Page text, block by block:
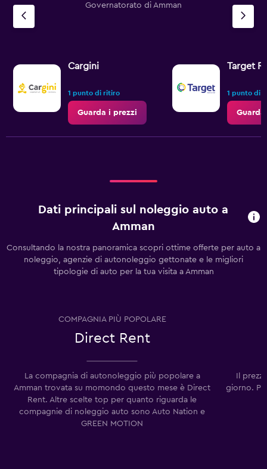
Governatorato di Amman
Cargini
1 punto di ritiro
Guarda i prezzi
Target
1 punto di
Dati principali sul noleggio auto a
Amman
Consultando la nostra panoramica scopri ottime offerte per auto a
noleggio, agenzie di autonoleggio gettonate e le migliori
tipologie di auto per la tua visita a Amman
COMPAGNIA PIÙ POPOLARE
Direct Rent
La compagnia di autonoleggio più popolare a
Amman trovata su momondo questo mese è Direct
Rent. Altre scelte top per quanto riguarda le
compagnie di noleggio auto sono Auto Nation e
GREEN MOTION
Il
giorno.